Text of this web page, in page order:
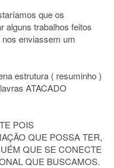
que os
alguns trabalhos feitos
enviassem um
estrutura ( resuminho )
ATACADO
POIS
QUE POSSA TER,
QUE SE CONECTE
QUE BUSCAMOS.